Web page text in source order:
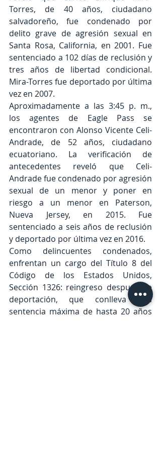
Torres, de 40 años, ciudadano
salvadoreño, fue condenado por
delito grave de agresión sexual en
Santa Rosa, California, en 2001. Fue
sentenciado a 102 días de reclusión y
tres años de libertad condicional.
Mira-Torres fue deportado por última
vez en 2007.
Aproximadamente a las 3:45 p. m.,
los agentes de Eagle Pass se
encontraron con Alonso Vicente Celi-
Andrade, de 52 años, ciudadano
ecuatoriano. La verificación de
antecedentes reveló que Celi-
Andrade fue condenado por agresión
sexual de un menor y poner en
riesgo a un menor en Paterson,
Nueva Jersey, en 2015. Fue
sentenciado a seis años de reclusión
y deportado por última vez en 2016.
Como delincuentes condenados,
enfrentan un cargo del Título 8 del
Código de los Estados Unidos,
Sección 1326: reingreso después de
deportación, que conlleva una
sentencia máxima de hasta 20 años